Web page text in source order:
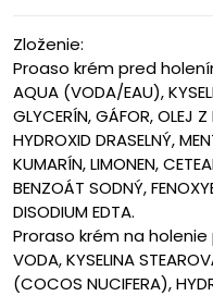
Zloženie:
Proaso krém pred
AQUA (VODA/EAU),
GLYCERÍN, GÁFOR, OLEJ
HYDROXID DRASELNÝ,
KUMARÍN, LIMONEN,
BENZOÁT SODNÝ,
DISODIUM EDTA.
Proraso krém na
VODA, KYSELINA
(COCOS NUCIFERA),